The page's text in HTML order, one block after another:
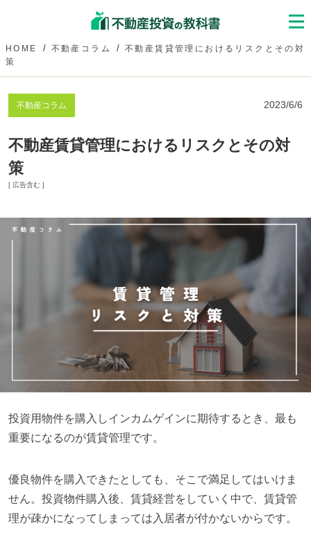
HOME 不動産コラム
不動産賃貸管理におけるリスクとその対
策
不動産コラム 2023/6/6
不動産賃貸管理におけるリスクとその対
策
[ 広告含む ]
投資用物件を購入しインカムゲインに期待するとき、最も
重要になるのが賃貸管理です。
優良物件を購入できたとしても、そこで満足してはいけま
せん。投資物件購入後、賃貸経営をしていく中で、賃貸管
理が疎かになってしまっては入居者が付かないからです。